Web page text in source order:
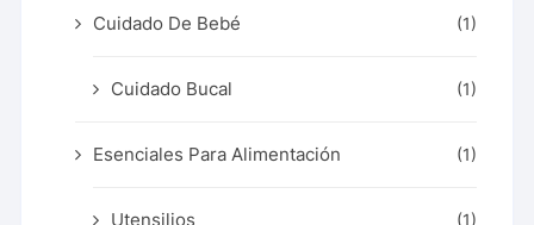
Cuidado De Bebé (1)
Cuidado Bucal (1)
Esenciales Para Alimentación (1)
Utensilios (1)